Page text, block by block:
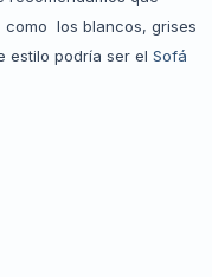
como los blancos, grises
estilo podría ser el Sofá